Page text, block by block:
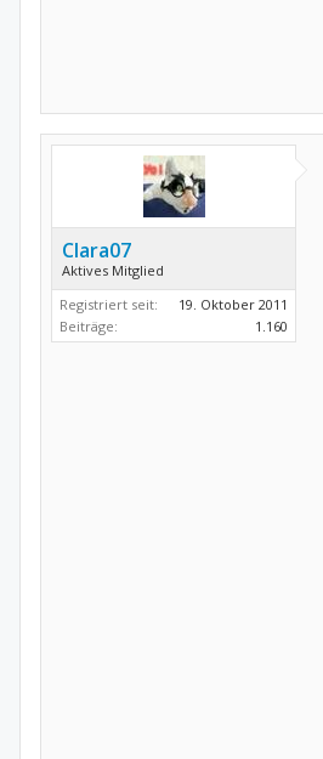
Clara07
Aktives Mitglied
Registriert seit:
19. Oktober 2011
Beiträge:
1.160